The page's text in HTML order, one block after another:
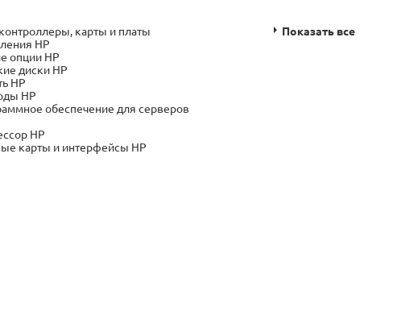
карты и платы
HP
опции HP
диски HP
HP
HP
обеспечение для серверов
HP
карты и интерфейсы HP
Показать все